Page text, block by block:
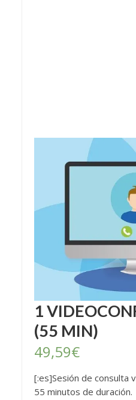
1
(55 MIN)
49,59€
[:es]Sesión de consulta
55 minutos de duración.